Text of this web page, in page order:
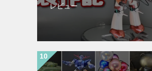
レビュー